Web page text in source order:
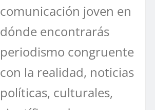
comunicación joven en
dónde encontrarás
periodismo congruente
con la realidad, noticias
políticas, culturales,